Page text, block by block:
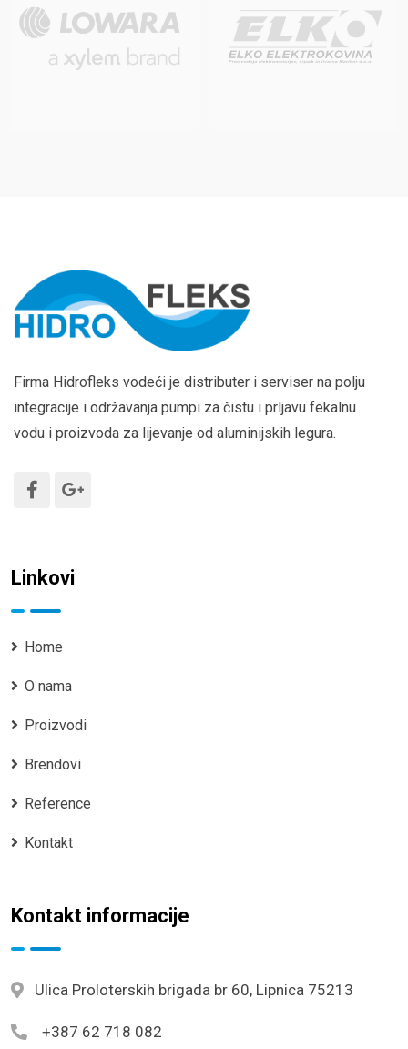
Firma Hidrofleks vodeći je distributer i serviser na polju
integracije i održavanja pumpi za čistu i prljavu fekalnu
vodu i proizvoda za lijevanje od aluminijskih legura.
Linkovi
Home
O nama
Proizvodi
Brendovi
Reference
Kontakt
Kontakt informacije
Ulica Proloterskih brigada br 60, Lipnica 75213
+387 62 718 082